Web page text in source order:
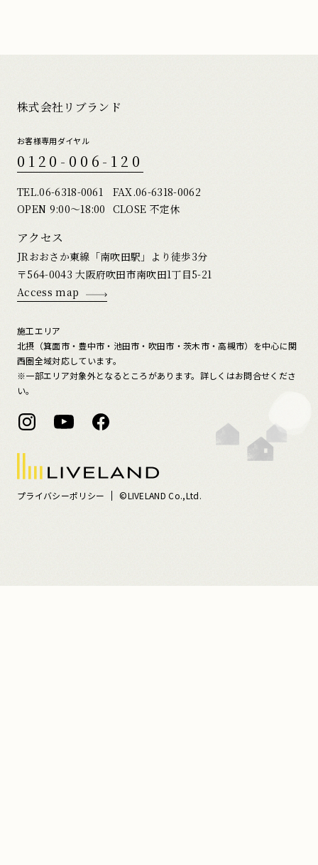
株式会社リブランド
お客様専用ダイヤル
0120-006-120
TEL.06-6318-0061
FAX.06-6318-0062
OPEN 9:00〜18:00 CLOSE 不定休
アクセス
JRおおさか東線「南吹田駅」より徒歩3分
〒564-0043 大阪府吹田市南吹田1丁目5-21
Access map
施工エリア
北摂（箕面市・豊中市・池田市・吹田市・茨木市・高槻市）を中心に関
西圏全域対応しています。
※一部エリア対象外となるところがあります。詳しくはお問合せくださ
い。
プライバシーポリシー ©LIVELAND Co.,Ltd.